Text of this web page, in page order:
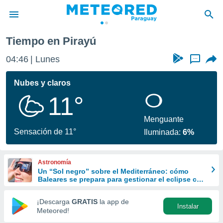
de
ha
calidad.
a este
las
y
forma
digital
basada
Tiempo en Pirayú
04:46 Lunes ...
Nubes y claros
11°
Sensación de 11°
Menguante
Iluminada:6%
Astronomía
Un “Sol negro” sobre el Mediterráneo: cómo
Baleares se prepara para gestionar el eclipse con
¡Descarga GRATIS la app de
Meteored!
Instalar